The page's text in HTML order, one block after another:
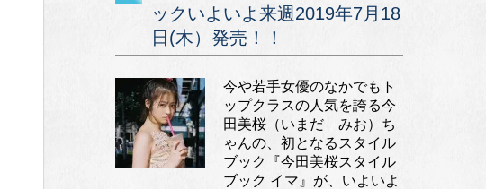
ックいよいよ来週2019年7月18
日(木）発売！！
今や若手女優のなかでもト
ップクラスの人気を誇る今
田美桜（いまだ みお）ち
ゃんの、初となるスタイル
ブック『今田美桜スタイル
ブック イマ』が、いよいよ